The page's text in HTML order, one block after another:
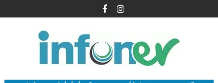
al